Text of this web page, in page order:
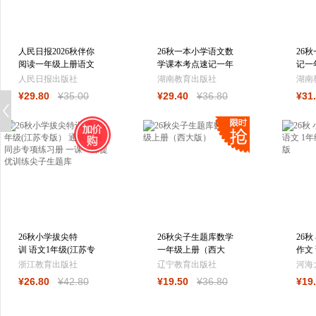
人民日报2026秋伴你
阅读一年级上册语文
阅读理解优美文章金
人民日报出版社
¥29.80 ¥35.00
26秋一本小学语文数
学课本考点速记一年
级上册人教版知识点
湖南教育出版社
¥29.40 ¥36.80
26秋
记一
材课
湖南
¥31
26秋小学拔尖特
训 语文1年级(江苏专
版） 通成学典 同步
浙江教育出版社
¥26.80 ¥42.80
26秋尖子生题库数学
一年级上册（西大
版）
辽宁教育出版社
¥19.50 ¥36.80
26秋
作文
级上
河海
¥19